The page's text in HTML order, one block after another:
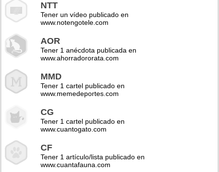
NTT
Tener un vídeo publicado en
www.notengotele.com
AOR
Tener 1 anécdota publicada en
www.ahorradororata.com
MMD
Tener 1 cartel publicado en
www.memedeportes.com
CG
Tener 1 cartel publicado en
www.cuantogato.com
CF
Tener 1 artículo/lista publicado en
www.cuantafauna.com